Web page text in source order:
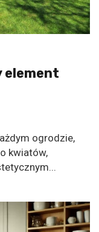
element
ogrodzie,
kwiatów,